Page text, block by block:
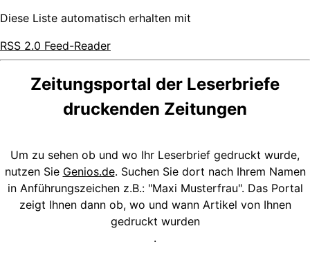
Diese Liste automatisch erhalten mit
RSS 2.0 Feed-Reader
Zeitungsportal der Leserbriefe
druckenden Zeitungen
Um zu sehen ob und wo Ihr Leserbrief gedruckt wurde,
nutzen Sie Genios.de. Suchen Sie dort nach Ihrem Namen
in Anführungszeichen z.B.: "Maxi Musterfrau". Das Portal
zeigt Ihnen dann ob, wo und wann Artikel von Ihnen
gedruckt wurden
.